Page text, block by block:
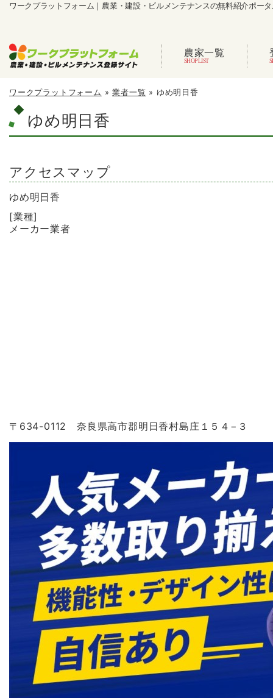
ワークプラットフォーム｜農業・建設・ビルメンテナンスの無料紹介ポー
農家一覧
ワークプラットフォーム »業者一覧 » ゆめ明日香
ゆめ明日香
アクセスマップ
ゆめ明日香
[業種]
メーカー業者
〒634-0112 奈良県高市郡明日香村島庄１５４−３